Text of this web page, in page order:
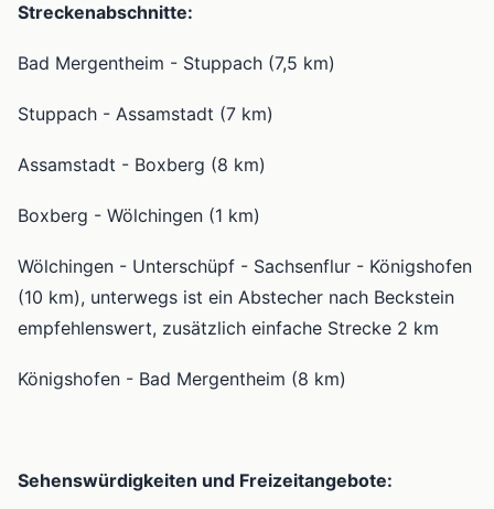
Streckenabschnitte:
Bad Mergentheim - Stuppach (7,5 km)
Stuppach - Assamstadt (7 km)
Assamstadt - Boxberg (8 km)
Boxberg - Wölchingen (1 km)
Wölchingen - Unterschüpf - Sachsenflur - Königshofen
(10 km), unterwegs ist ein Abstecher nach Beckstein
empfehlenswert, zusätzlich einfache Strecke 2 km
Königshofen - Bad Mergentheim (8 km)
Sehenswürdigkeiten und Freizeitangebote: